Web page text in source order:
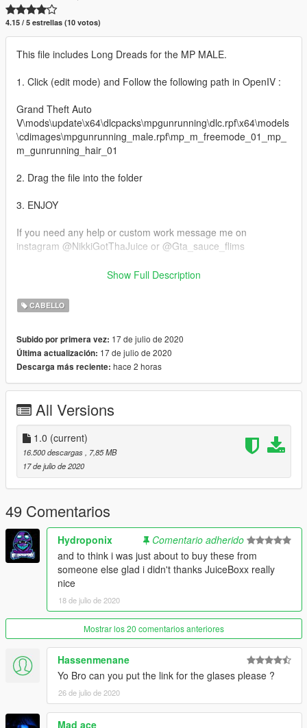
4.15 / 5 estrellas (10 votos)
This file includes Long Dreads for the MP MALE.
1. Click (edit mode) and Follow the following path in OpenIV :
Grand Theft Auto
V\mods\update\x64\dlcpacks\mpgunrunning\dlc.rpf\x64\models
\cdimages\mpgunrunning_male.rpf\mp_m_freemode_01_mp_
m_gunrunning_hair_01
2. Drag the file into the folder
3. ENJOY
If you need any help or custom work message me on
instagram @NikkiGotThaJuice or @Gta_sauce_flims
*** CHECK THE DESCRIPTION IN THE YOUTUBE VIDEO FOR
Show Full Description
CABELLO
Subido por primera vez: 17 de julio de 2020
Última actualización: 17 de julio de 2020
Descarga más reciente: hace 2 horas
All Versions
1.0 (current)
16.500 descargas
, 7,85 MB
17 de julio de 2020
49 Comentarios
Hydroponix
Comentario adherido
and to think i was just about to buy these from
someone else glad i didn't thanks JuiceBoxx really
nice
18 de julio de 2020
Mostrar los 20 comentarios anteriores
Hassenmenane
Yo Bro can you put the link for the glases please ?
26 de julio de 2020
Mad ace